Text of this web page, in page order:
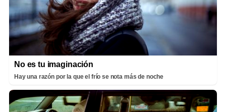
No es tu imaginación
Hay una razón por la que el frío se nota más de noche